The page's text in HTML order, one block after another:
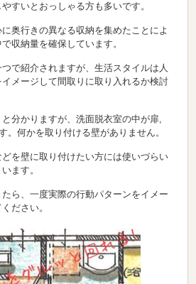
すいとおっしゃる方も多いです。
奥行きの異なる収納を集めたことによ
収納量を確保しています。
で紹介されますが、生活スタイルは人
メージして間取りに取り入れるか検討
分かりますが、洗面脱衣室の中が扉,
。何かを取り付ける壁がありません。
を壁に取り付けたい方には使いづらい
ます。
ら、一度実際の行動パターンをイメー
ださい。